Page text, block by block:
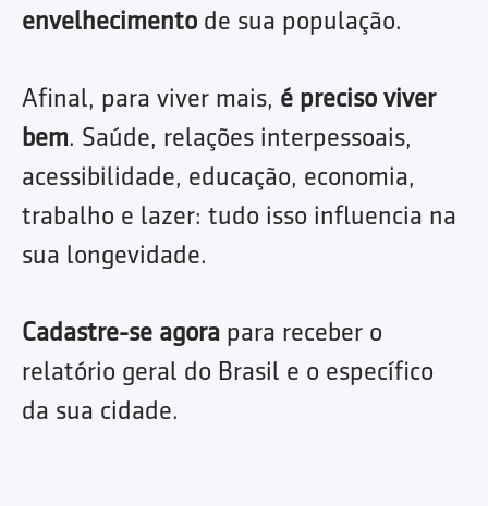
envelhecimento de sua população.
Afinal, para viver mais, é preciso viver
bem. Saúde, relações interpessoais,
acessibilidade, educação, economia,
trabalho e lazer: tudo isso influencia na
sua longevidade.
Cadastre-se agora para receber o
relatório geral do Brasil e o específico
da sua cidade.